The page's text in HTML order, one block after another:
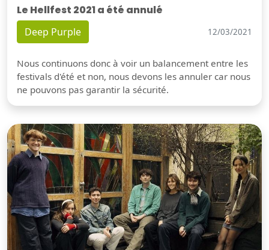
Le Hellfest 2021 a été annulé
Deep Purple 12/03/2021
Nous continuons donc à voir un balancement entre les
festivals d'été et non, nous devons les annuler car nous
ne pouvons pas garantir la sécurité.